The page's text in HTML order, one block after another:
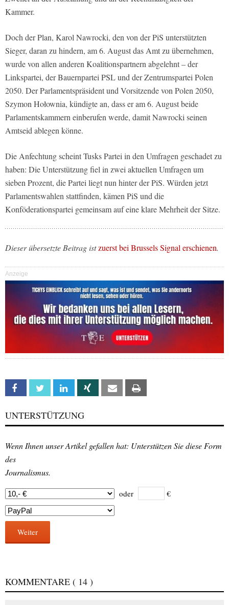
Kammer.
Doch der Plan, Karol Nawrocki, den von der PiS unterstützten
Sieger, daran zu hindern, am 6. August das Amt zu übernehmen,
wurde von allen anderen Koalitionspartnern abgelehnt – der
Linkspartei, der Bauernpartei PSL und der Zentrumspartei Polen
2050. Der Parlamentspräsident und Vorsitzende von Polen 2050,
Szymon Hołownia, kündigte an, dass er am 6. August beide
Parlamentskammern einberufen werde, damit Nawrocki seinen
Amtseid ablegen könne.
Die Anfechtung scheint Tusks Partei in den Umfragen geschadet zu
haben: Die Unterstützung fiel in zwei aktuellen Umfragen um
sieben Prozent, die Partei liegt nun hinter der PiS. Würden jetzt
Parlamentswahlen stattfinden, kämen PiS und die
Konföderationspartei gemeinsam auf eine klare Mehrheit der Sitze.
Dieser übersetzte Beitrag istzuerst bei Brussels Signal erschienen.
Anzeige
Facebook Twitter Linkedin Xing Email
UNTERSTÜTZUNG
Wenn Ihnen unser Artikel gefallen hat: Unterstützen Sie diese Form
des
Journalismus.
oder €
Weiter
KOMMENTARE ( 14 )